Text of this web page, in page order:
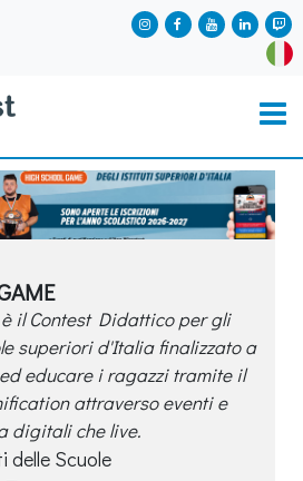
è il Contest Didattico per gli
superiori d'Italia finalizzato a
educare i ragazzi tramite il
attraverso eventi e
digitali che live.
delle Scuole